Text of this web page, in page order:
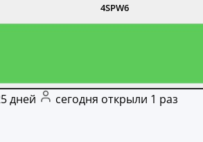
4SPW6
дней сегодня открыли 1 раз